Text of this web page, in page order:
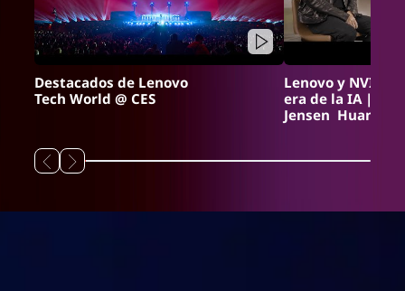
Destacados de Lenovo
Tech World @ CES
Lenovo y
era de la IA |
Jensen Huang